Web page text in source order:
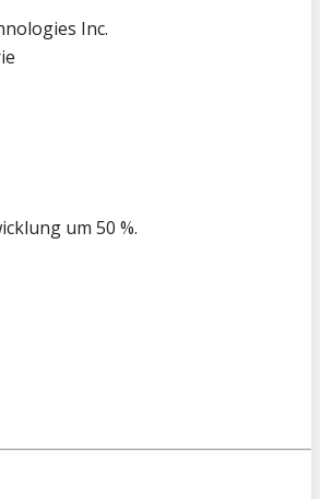
Inc.
um 50 %.